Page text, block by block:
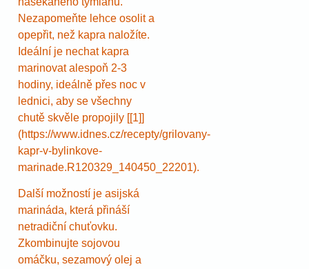
Nezapomeňte lehce osolit a
opepřit, než kapra naložíte.
Ideální je nechat kapra
marinovat alespoň 2-3
hodiny, ideálně přes noc v
lednici, aby se všechny
chutě skvěle propojily [[1]]
(https://www.idnes.cz/recepty/grilovany-
kapr-v-bylinkove-
marinade.R120329_140450_22201).
Další možností je asijská
marináda, která přináší
netradiční chuťovku.
Zkombinujte sojovou
omáčku, sezamový olej a